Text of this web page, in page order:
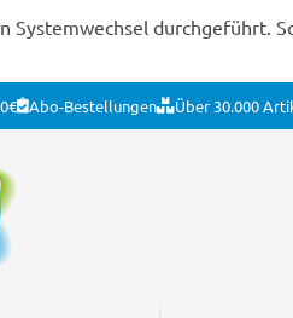
Systemwechsel durchgeführt.
Abo-Bestellungen Über 30.000